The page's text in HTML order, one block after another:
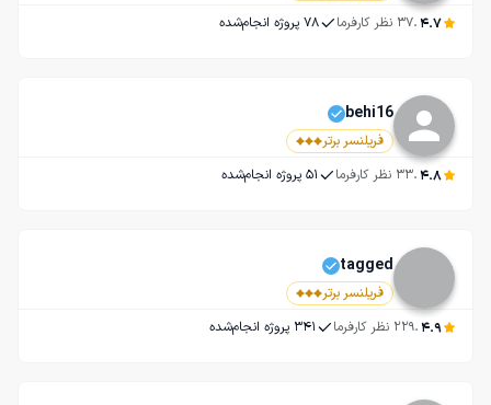
4.7
.
37 نظر کارفرما 78 پروژه انجام‌شده
behi16
فریلنسر برتر
4.8
.
33 نظر کارفرما 51 پروژه انجام‌شده
tagged
فریلنسر برتر
4.9
.
229 نظر کارفرما 341 پروژه انجام‌شده